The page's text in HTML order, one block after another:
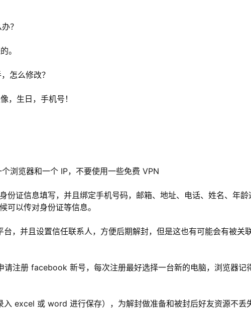
？
。
怎么修改？
，生日，手机号！
浏览器和一个 IP，不要使用一些免费 VPN
份证信息填写，并且绑定手机号码，邮箱、地址、电话、姓名、年龄
可以传对身份证等信息。
，并且设置信任联系人，方便后期解封，但是这也有可能会有被关
请注册 facebook 新号，每次注册最好选择一台新的电脑，浏览器记
入 excel 或 word 进行保存），为解封做准备和被封后好友资源不丢